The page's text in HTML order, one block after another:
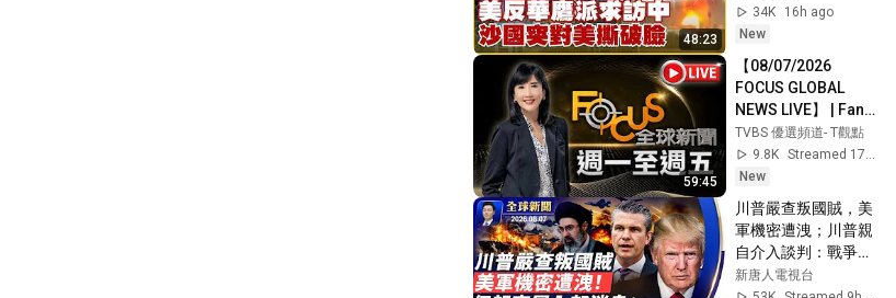
48:23
Ties with U.S.
【#NewsInPla...
34K
16h ago
New
59:45
【08/07/2026
FOCUS GLOBAL
NEWS LIVE】 | Fang
Nien-hua | FOCUS
GLOBAL NEWS LIVE
TVBS 優選頻道- T觀點
9.8K
Streamed 17h ago
New
川普嚴查叛國賊，美
軍機密遭洩；川普親
自介入談判：戰爭很
快完結；伊朗高層內
新唐人電視台